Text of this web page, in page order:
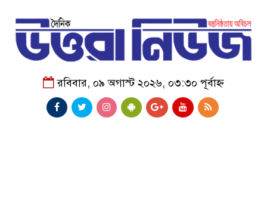
রবিবার, ০৯ অগাস্ট ২০২৬, ০৩:৩০ পূর্বাহ্ন